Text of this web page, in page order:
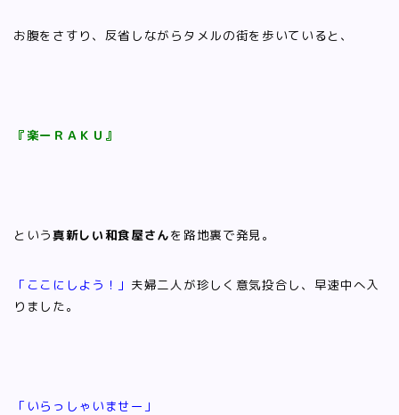
お腹をさすり、反省しながらタメルの街を歩いていると、
『楽ーＲＡＫＵ』
という真新しい和食屋さんを路地裏で発見。
「ここにしよう！」 夫婦二人が珍しく意気投合し、早速中へ入
りました。
「いらっしゃいませー」